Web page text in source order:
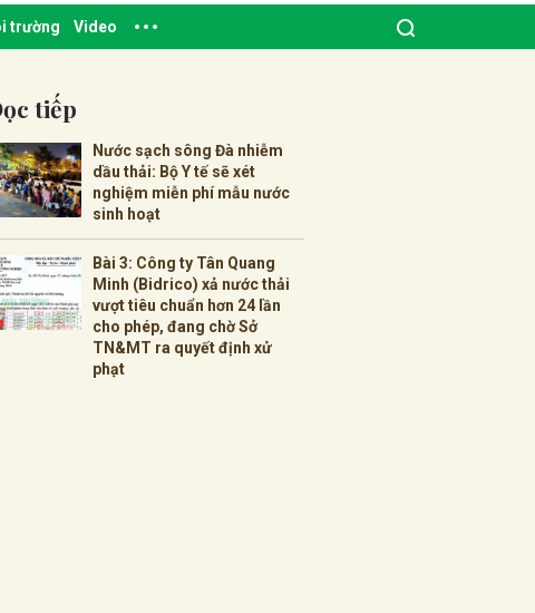
trường Video
tiếp
Nước sạch sông Đà nhiễm
dầu thải: Bộ Y tế sẽ xét
nghiệm miễn phí mẫu nước
sinh hoạt
Bài 3: Công ty Tân Quang
Minh (Bidrico) xả nước thải
vượt tiêu chuẩn hơn 24 lần
cho phép, đang chờ Sở
TN&MT ra quyết định xử
phạt